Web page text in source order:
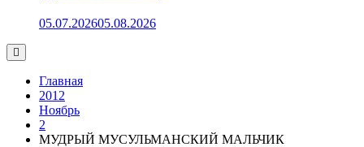
05.07.202605.08.2026
Главная
2012
Ноябрь
2
МУДРЫЙ МУСУЛЬМАНСКИЙ МАЛЬЧИК